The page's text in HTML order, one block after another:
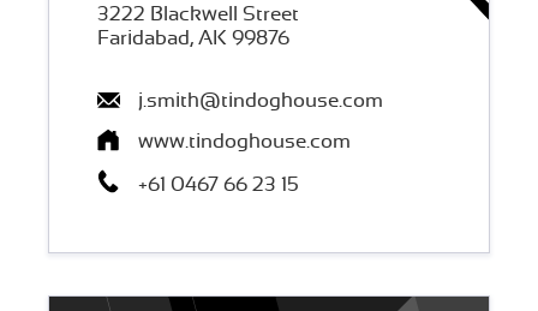
+61 0467 66 23 15
www.tindoghouse.com
3222 Blackwell Street
Faridabad, AK 99876
j.smith@tindoghouse.com